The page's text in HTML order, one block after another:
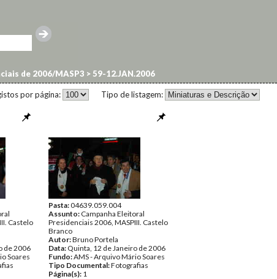
de 2006/MASP3 > 59-12.JAN.2006
Tipo de listagem:
por página:
Castelo
de 2006
Soares
Pasta:04639.059.004
Assunto: Campanha Eleitoral
Presidenciais 2006, MASPIII. Castelo
Branco
Autor:Bruno Portela
Data: Quinta, 12 de Janeiro de 2006
Fundo:AMS - Arquivo Mário Soares
Tipo Documental:Fotografias
Página(s): 1